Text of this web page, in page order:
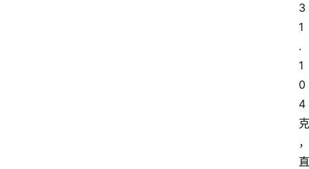
3
1
.
1
0
4
克
，
直